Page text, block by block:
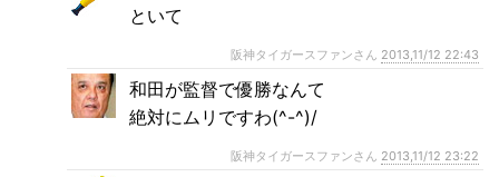
といて
阪神タイガースファンさん 2013,11/12 22:43
和田が監督で優勝なんて
絶対にムリですわ(^-^)/
阪神タイガースファンさん 2013,11/12 23:22